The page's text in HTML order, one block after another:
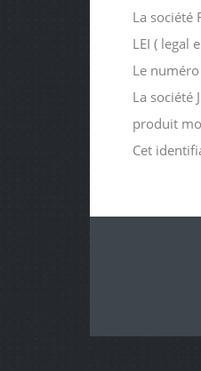
La société
LEI ( legal
Le numéro
La société
produit
Cet